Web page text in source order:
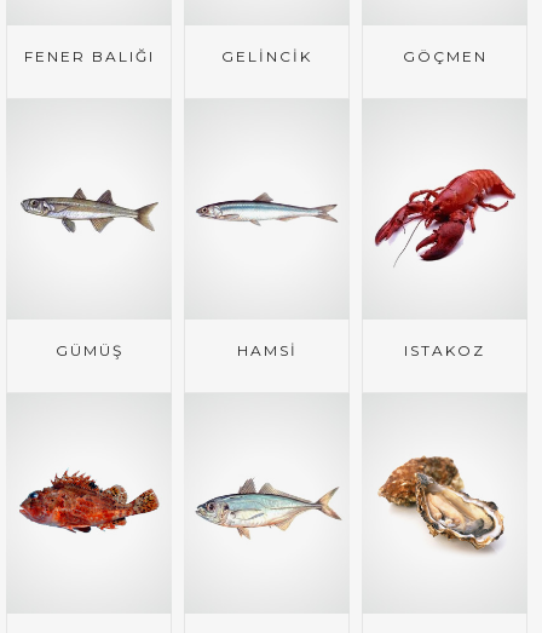
FENER BALIĞI GELİNCİK GÖÇMEN
GÜMÜŞ HAMSİ ISTAKOZ